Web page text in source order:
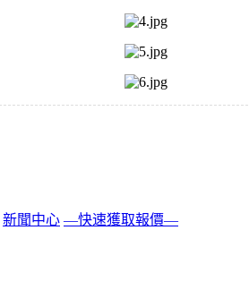
新聞中心 —快速獲取報價—